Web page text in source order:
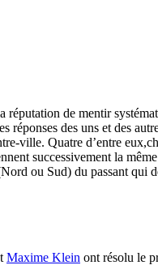
de mentir
des uns et des
ville. Quatre d’entre
successivement la
ou Sud) du passant qui
Maxime Klein ont résolu le